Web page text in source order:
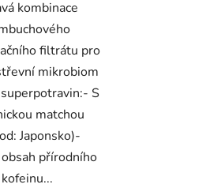
kombinace
filtrátu pro
mikrobiom
S
matchou
Japonsko)-
přírodního
kofeinu...